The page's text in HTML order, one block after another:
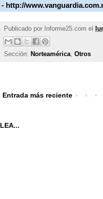
- http://
Publicado por Informe25.com el
Sección: Norteamérica, Otros
Entrada más reciente
LEA...